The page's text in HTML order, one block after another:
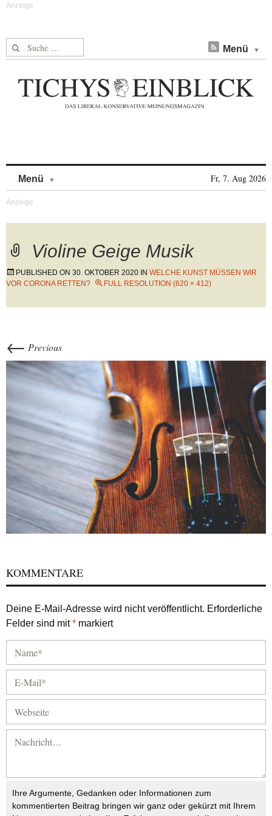
Suche nach: Menü
Menü Fr, 7. Aug 2026
Violine Geige Musik
PUBLISHED ON 30. OKTOBER 2020 IN WELCHE KUNST MÜSSEN WIR
VOR CORONA RETTEN?
FULL RESOLUTION (620 × 412)
← Previous
KOMMENTARE
Deine E-Mail-Adresse wird nicht veröffentlicht. Erforderliche
Felder sind mit* markiert
Ihre Argumente, Gedanken oder Informationen zum
kommentierten Beitrag bringen wir ganz oder gekürzt mit Ihrem